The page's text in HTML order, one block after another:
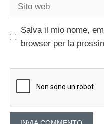
Salva il mio nome,
browser per la